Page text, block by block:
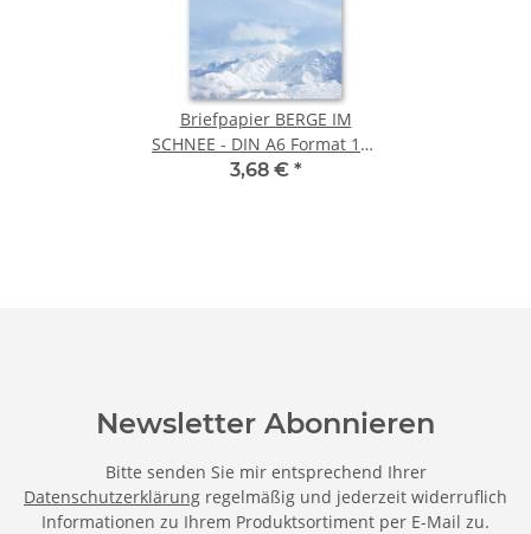
Briefpapier BERGE IM
SCHNEE - DIN A6 Format 100
Blatt
3,68 € *
Newsletter Abonnieren
Bitte senden Sie mir entsprechend Ihrer
Datenschutzerklärung regelmäßig und jederzeit widerruflich
Informationen zu Ihrem Produktsortiment per E-Mail zu.